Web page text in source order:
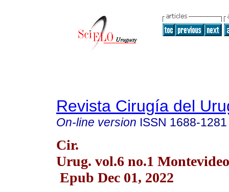
Revista Cirugía del
On-line version ISSN 1688-1281
Cir.
Urug. vol.6 no.1
Epub Dec 01, 2022